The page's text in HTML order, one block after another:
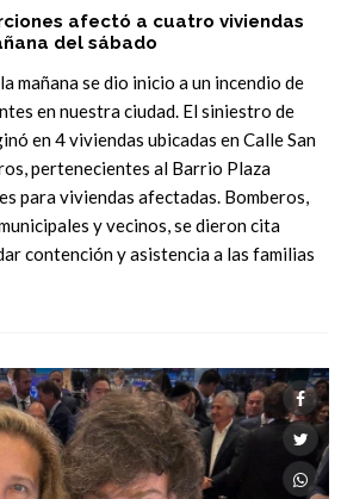
afectó a cuatro viviendas
del sábado
mañana se dio inicio a un incendio de
en nuestra ciudad. El siniestro de
en 4 viviendas ubicadas en Calle San
pertenecientes al Barrio Plaza
para viviendas afectadas. Bomberos,
y vecinos, se dieron cita
contención y asistencia a las familias